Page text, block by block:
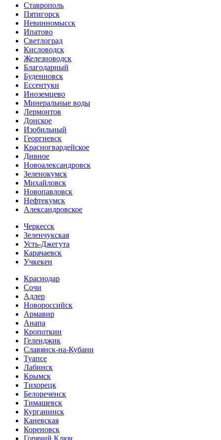
Ставрополь
Пятигорск
Невинномысск
Ипатово
Светлоград
Кисловодск
Железноводск
Благодарный
Буденновск
Ессентуки
Иноземцево
Минеральные воды
Лермонтов
Донское
Изобильный
Георгиевск
Красногвардейское
Дивное
Новоалександровск
Зеленокумск
Михайловск
Новопавловск
Нефтекумск
Александровское
Черкесск
Зеленчукская
Усть-Джегута
Карачаевск
Учкекен
Краснодар
Сочи
Адлер
Новороссийск
Армавир
Анапа
Кропоткин
Геленджик
Славянск-на-Кубани
Туапсе
Лабинск
Крымск
Тихорецк
Белореченск
Тимашевск
Курганинск
Каневская
Кореновск
Горячий Ключ